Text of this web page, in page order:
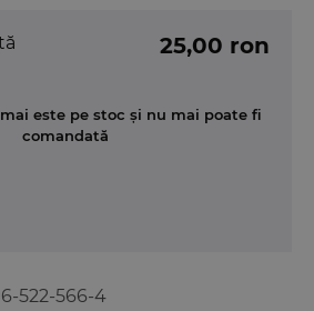
522-566-4
25,00 ron
este pe stoc și nu mai poate fi
comandată